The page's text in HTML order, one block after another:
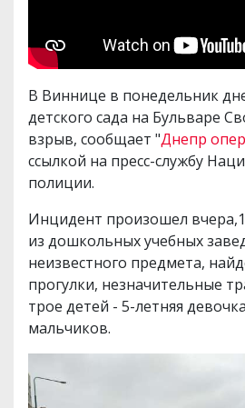
В Виннице в понедельник
детского сада на Бульваре
взрыв, сообщает "Днепр
ссылкой на пресс-службу
полиции.
Инцидент произошел
из дошкольных учебных
неизвестного предмета,
прогулки, незначительные
трое детей - 5-летняя
мальчиков.